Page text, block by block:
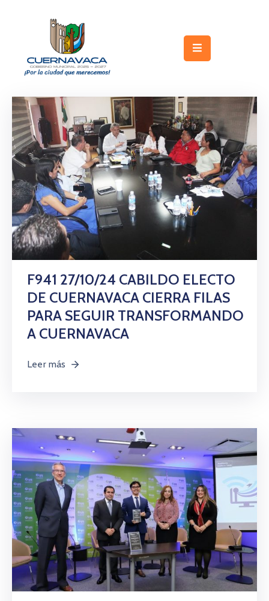
Gobierno
Turismo
Trámites
y
Servicios
Licitaciones
Transparencia
Directorio
F941 27/10/24 CABILDO ELECTO
DE CUERNAVACA CIERRA FILAS
PARA SEGUIR TRANSFORMANDO
A CUERNAVACA
Leer más